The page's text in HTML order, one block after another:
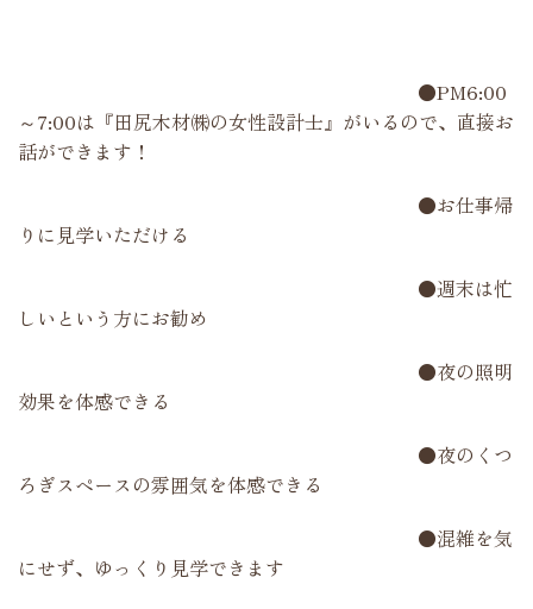
●PM6:00
～7:00は『田尻木材㈱の女性設計士』がいるので、直接お
話ができます！
●お仕事帰
りに見学いただける
●週末は忙
しいという方にお勧め
●夜の照明
効果を体感できる
●夜のくつ
ろぎスペースの雰囲気を体感できる
●混雑を気
にせず、ゆっくり見学できます